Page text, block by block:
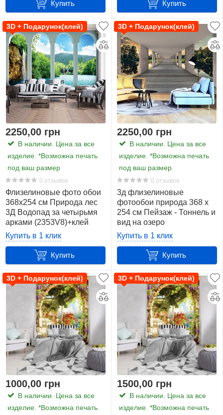
Технические характеристика товара
Фотообои напечатаны европейскими компаниями,
гигантами в сфере продаж фотообоев по всему миру:
Consalnet(Польша), (Чехия) иKomar(Германия).
ЧернилаGreedGuard, использующиеся в изготовке
фотообоев экологически чистые и безвредны для
окружающих. На выбор материалов предоставляется
флизелин(Vlies) плотностью 140 г/м2 или же плотная
(BlueBack) плотностью 120 г/м2. Перед
поклейкой советуем грунтовать стену, а также обратить
внимание на способ поклейки, так как он зависит от
материала.
Купить Купить
3D + Подарунок(клей)
2250,00 грн
В наличии. Цена за все
изделие. *Возможна печать
под ваш размер
0 отзывов
Флизелиновые фото обои
368х254 см Природа лес
3Д Водопад за четырьмя
арками (2353V8)+клей
Купить в 1 клик
Купить
3D + Подарунок(клей)
2250,00 грн
В наличии. Цена за все
изделие. *Возможна печать
под ваш размер
0 отзывов
3д флизелиновые
фотообои природа 368 x
254 см Пейзаж - Тоннель и
вид на озеро
(13660V8)+клей
Купить в 1 клик
Купить
3D + Подарунок(клей)
1000,00 грн
В наличии. Цена за все
изделие. *Возможна печать
3D + Подарунок(клей)
1500,00 грн
В наличии. Цена за все
изделие. *Возможна печать